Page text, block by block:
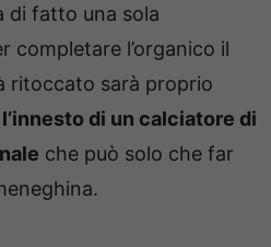
di fatto una sola
completare l’organico il
ritoccato sarà proprio
di un calciatore di
che può solo che far